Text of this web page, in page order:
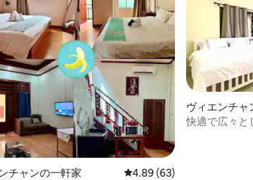
5つ星中5つ星の平均評価
チャンの一軒家 レビュー63件、5つ星中
4.89 (63)
ヴィエンチャ
ン・アパート
快適で広々と